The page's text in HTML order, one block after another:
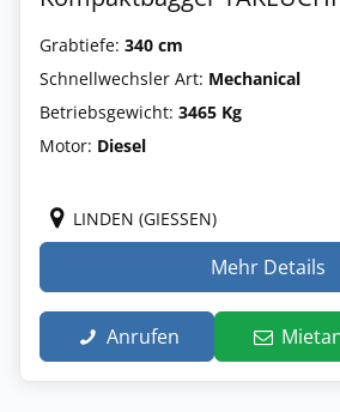
Grabtiefe: 340 cm
Schnellwechsler Art: Mechanical
Betriebsgewicht: 3465 Kg
Motor: Diesel
LINDEN (GIESSEN)
Mehr Details
Anrufen